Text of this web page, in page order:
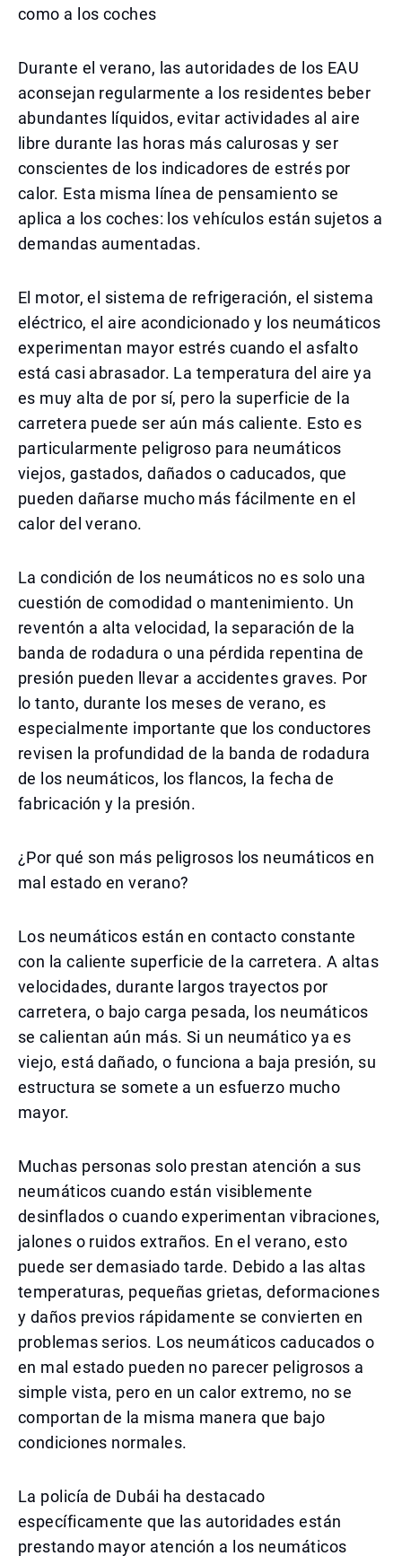
como a los coches
Durante el verano, las autoridades de los EAU
aconsejan regularmente a los residentes beber
abundantes líquidos, evitar actividades al aire
libre durante las horas más calurosas y ser
conscientes de los indicadores de estrés por
calor. Esta misma línea de pensamiento se
aplica a los coches: los vehículos están sujetos a
demandas aumentadas.
El motor, el sistema de refrigeración, el sistema
eléctrico, el aire acondicionado y los neumáticos
experimentan mayor estrés cuando el asfalto
está casi abrasador. La temperatura del aire ya
es muy alta de por sí, pero la superficie de la
carretera puede ser aún más caliente. Esto es
particularmente peligroso para neumáticos
viejos, gastados, dañados o caducados, que
pueden dañarse mucho más fácilmente en el
calor del verano.
La condición de los neumáticos no es solo una
cuestión de comodidad o mantenimiento. Un
reventón a alta velocidad, la separación de la
banda de rodadura o una pérdida repentina de
presión pueden llevar a accidentes graves. Por
lo tanto, durante los meses de verano, es
especialmente importante que los conductores
revisen la profundidad de la banda de rodadura
de los neumáticos, los flancos, la fecha de
fabricación y la presión.
¿Por qué son más peligrosos los neumáticos en
mal estado en verano?
Los neumáticos están en contacto constante
con la caliente superficie de la carretera. A altas
velocidades, durante largos trayectos por
carretera, o bajo carga pesada, los neumáticos
se calientan aún más. Si un neumático ya es
viejo, está dañado, o funciona a baja presión, su
estructura se somete a un esfuerzo mucho
mayor.
Muchas personas solo prestan atención a sus
neumáticos cuando están visiblemente
desinflados o cuando experimentan vibraciones,
jalones o ruidos extraños. En el verano, esto
puede ser demasiado tarde. Debido a las altas
temperaturas, pequeñas grietas, deformaciones
y daños previos rápidamente se convierten en
problemas serios. Los neumáticos caducados o
en mal estado pueden no parecer peligrosos a
simple vista, pero en un calor extremo, no se
comportan de la misma manera que bajo
condiciones normales.
La policía de Dubái ha destacado
específicamente que las autoridades están
prestando mayor atención a los neumáticos